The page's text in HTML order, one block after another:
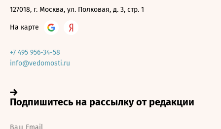
127018, г. Москва, ул. Полковая, д. 3, стр. 1
На карте
+7 495 956-34-58
info@vedomosti.ru